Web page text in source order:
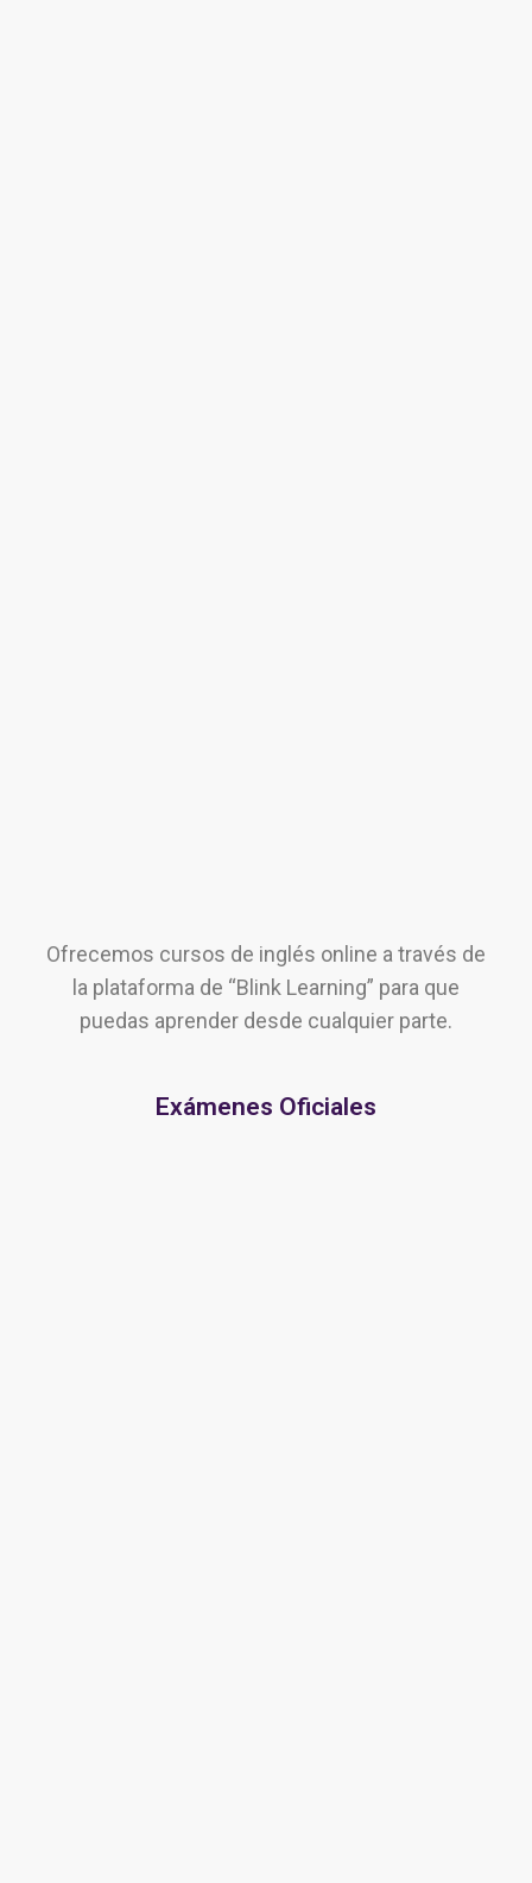
Ofrecemos cursos de inglés online a través de
la plataforma de “Blink Learning” para que
puedas aprender desde cualquier parte.
Exámenes Oficiales